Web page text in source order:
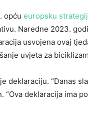
opću europsku
Naredne 2023.
usvojena ovaj
uvjeta za
deklaraciju. “Danas
“Ova deklaracija ima